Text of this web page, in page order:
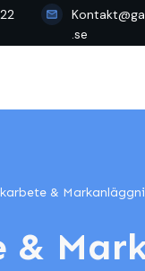
.se
&
&